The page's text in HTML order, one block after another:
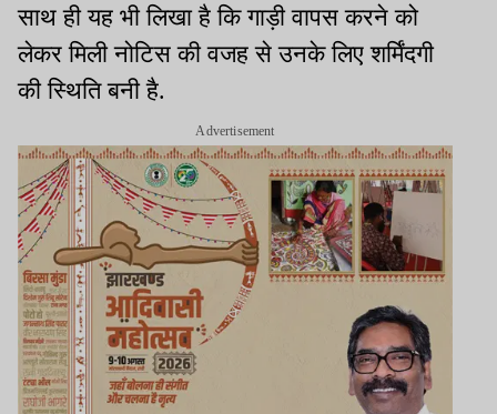
साथ ही यह भी लिखा है कि गाड़ी वापस करने को
लेकर मिली नोटिस की वजह से उनके लिए शर्मिंदगी
की स्थिति बनी है.
Advertisement